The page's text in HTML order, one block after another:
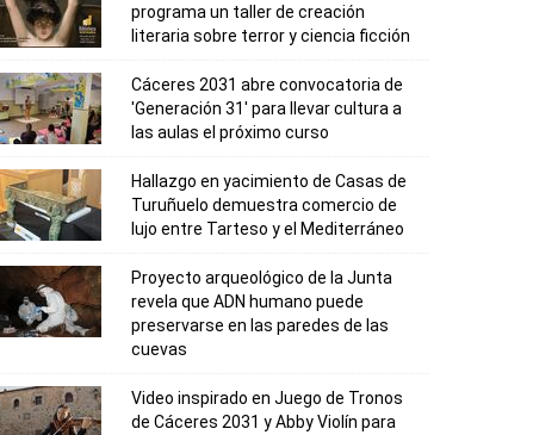
programa un taller de creación
literaria sobre terror y ciencia ficción
Cáceres 2031 abre convocatoria de
'Generación 31' para llevar cultura a
las aulas el próximo curso
Hallazgo en yacimiento de Casas de
Turuñuelo demuestra comercio de
lujo entre Tarteso y el Mediterráneo
Proyecto arqueológico de la Junta
revela que ADN humano puede
preservarse en las paredes de las
cuevas
Video inspirado en Juego de Tronos
de Cáceres 2031 y Abby Violín para